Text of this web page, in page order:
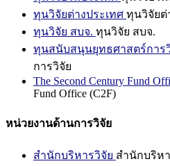
ทุนวิจัยต่างประเทศ ทุนวิจัยต่
ทุนวิจัย สบจ. ทุนวิจัย สบจ.
ทุนสนับสนุนยุทธศาสตร์การ
การวิจัย
The Second Century Fund
Fund Office (C2F)
หน่วยงานด้านการวิจัย
สำนักบริหารวิจัย สำนักบริห